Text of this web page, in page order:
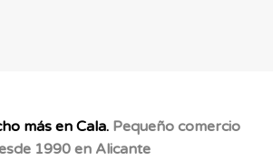
más en Cala. Pequeño comercio
1990 en Alicante